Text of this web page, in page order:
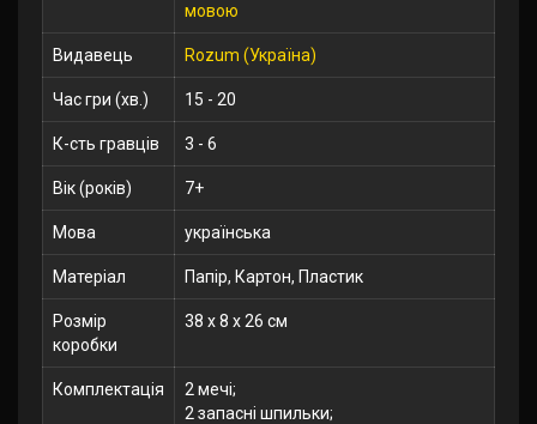
мовою
Видавець Rozum (Україна)
Час гри (хв.) 15 - 20
К-сть гравців 3 - 6
Вік (років) 7+
Мова українська
Матеріал Папір, Картон, Пластик
Розмір
коробки
38 x 8 x 26 см
Комплектація
2 мечі;
2 запасні шпильки;